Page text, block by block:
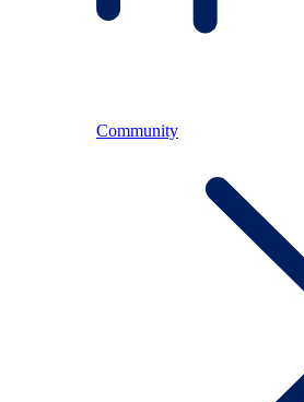
Community